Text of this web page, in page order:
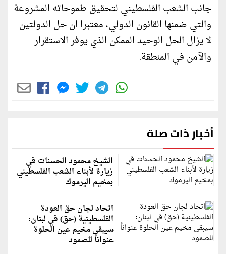
جانب الشعب الفلسطيني لتحقيق طموحاته المشروعة
والتي ضمنها القانون الدولي، معتبرا ان حل الدولتين
لا يزال الحل الوحيد الممكن الذي يوفر الاستقرار
والآمن في المنطقة.
أخبار ذات صلة
الشيخ محمود الحسنات في
زيارة لأبناء الشعب الفلسطيني
بمخيم اليرموك
اتحاد لجان حق العودة
الفلسطينية (حق) في لبنان:
سيبقى مخيم عين الحلوة
عنواناً للصمود